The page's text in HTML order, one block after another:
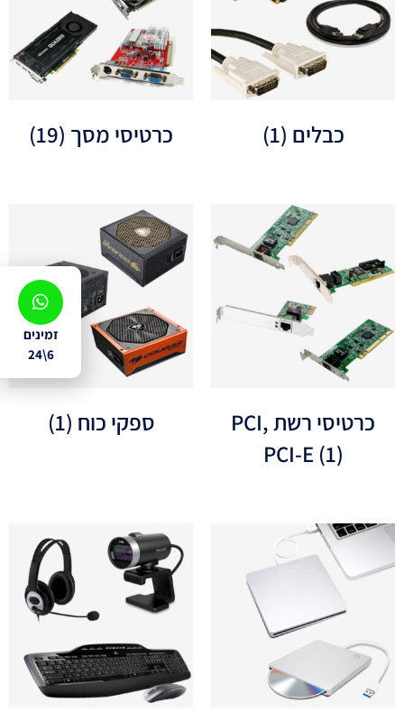
כבלים (1) כרטיסי מסך (19)
כרטיסי רשת PCI,
PCI-E (1)
ספקי כוח (1)
זמינים
6\24